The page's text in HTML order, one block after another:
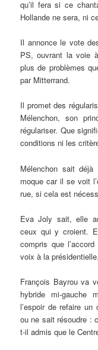
qu’il fera si ce
Hollande ne sera, ni
Il annonce le vote
PS, ouvrant la voie
plus de problèmes
par Mitterrand.
Il promet des
Mélenchon, son
régulariser. Que
conditions ni les
Mélenchon sait
moque car il se voit
rue, si cela est
Eva Joly sait, elle
ceux qui y croient.
compris que
voix à la présidentielle.
François Bayrou va
hybride mi-gauche
l’espoir de refaire
ou ne sait résoudre :
t-il admis que le